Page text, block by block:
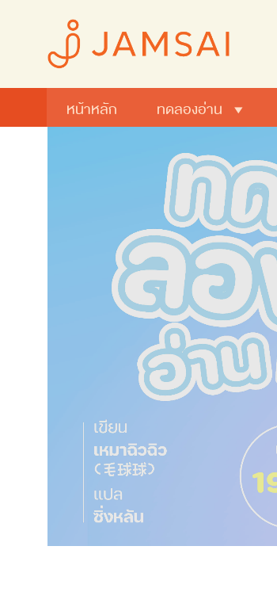
หน้าหลัก ทดลองอ่าน